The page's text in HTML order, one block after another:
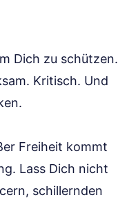
Dich zu schützen.
Kritisch. Und
Freiheit kommt
Lass Dich nicht
schillernden